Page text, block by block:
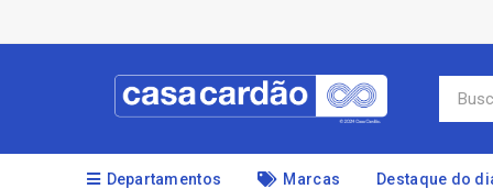
Departamentos Marcas Destaque do